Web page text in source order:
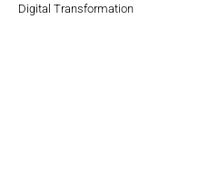
Digital Transformation